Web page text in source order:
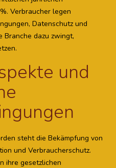
Verbraucher legen
Datenschutz und
Branche dazu zwingt,
und
steht die Bekämpfung von
und Verbraucherschutz.
ihre gesetzlichen